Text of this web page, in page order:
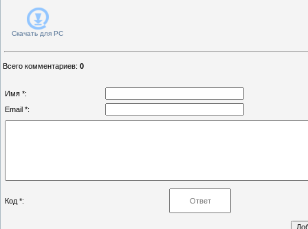
Скачать для PC
Всего комментариев: 0
Имя *:
Email *:
Код *: